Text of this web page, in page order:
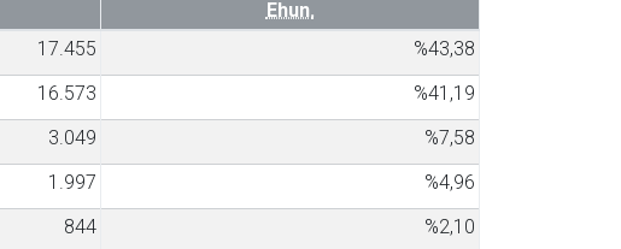
Ehun.
17.455
%43,38
16.573
%41,19
3.049
%7,58
1.997
%4,96
844 %2,10